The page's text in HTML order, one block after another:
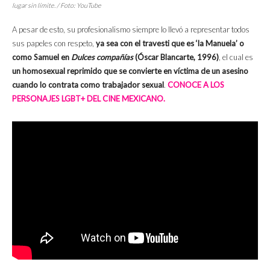
lugar sin límite. / Foto: YouTube
A pesar de esto, su profesionalismo siempre lo llevó a representar todos
sus papeles con respeto, ya sea con el travesti que es ‘la Manuela’ o
como Samuel en Dulces compañías(Óscar Blancarte, 1996) , el cual es
un homosexual reprimido que se convierte en víctima de un asesino
cuando lo contrata como trabajador sexual. CONOCE A LOS
PERSONAJES LGBT+ DEL CINE MEXICANO.